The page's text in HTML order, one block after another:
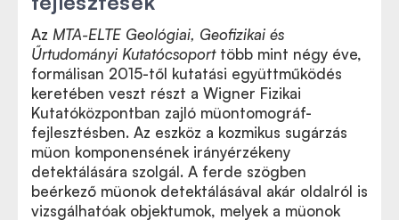
Az MTA-ELTE Geológiai, Geofizikai és
Űrtudományi Kutatócsoporttöbb mint négy éve,
formálisan 2015-től kutatási együttműködés
keretében veszt részt a Wigner Fizikai
Kutatóközpontban zajló müontomográf-
fejlesztésben. Az eszköz a kozmikus sugárzás
müon komponensének irányérzékeny
detektálására szolgál. A ferde szögben
beérkező müonok detektálásával akár oldalról is
vizsgálhatóak objektumok, melyek a müonok